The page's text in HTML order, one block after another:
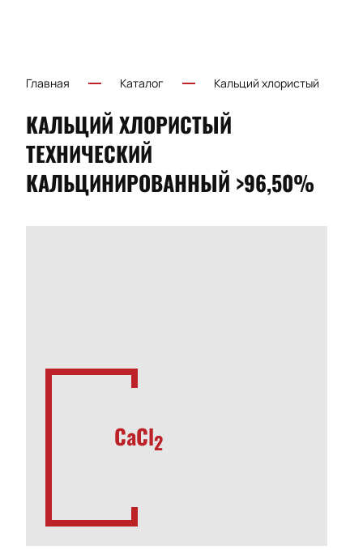
Главная Каталог Кальций хлористый
КАЛЬЦИЙ ХЛОРИСТЫЙ
ТЕХНИЧЕСКИЙ
КАЛЬЦИНИРОВАННЫЙ >96,50%
CaCl2